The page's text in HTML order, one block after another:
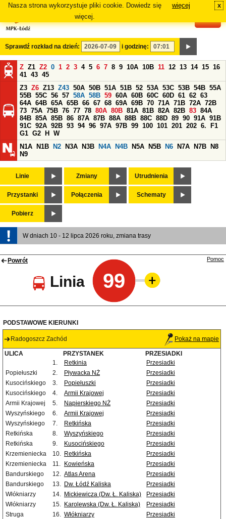
Nasza strona wykorzystuje pliki cookie. Dowiedz się
więcej.
więcej x
Sprawdź rozkład na dzień: i godzinę:
Z Z1 Z2 0 1 2 3 4 5 6 7 8 9 10A 10B 11 12 13 14 15 16
41 43 45
Z3 Z6 Z13 Z43 50A 50B 51A 51B 52 53A 53C 53B 54B 55A
55B 55C 56 57 58A 58B 59 60A 60B 60C 60D 61 62 63
64A 64B 65A 65B 66 67 68 69A 69B 70 71A 71B 72A 72B
73 75A 75B 76 77 78 80A 80B 81A 81B 82A 82B 83 84A
84B 85A 85B 86 87A 87B 88A 88B 88C 88D 89 90 91A 91B
91C 92A 92B 93 94 96 97A 97B 99 100 101 201 202 6.
F1
G1 G2 H
W
N1A
N1B N2 N3A N3B N4A N4B N5A N5B N6 N7A N7B
N8
N9
Linie Zmiany Utrudnienia
Przystanki Połączenia Schematy
Pobierz
W dniach 10 - 12 lipca 2026 roku, zmiana trasy
Powrót
Linia 99
Pomoc
PODSTAWOWE KIERUNKI
Radogoszcz Zachód Pokaż na mapie
ULICA PRZYSTANEK
PRZESIADKI
1.
Retkinia
Przesiadki
Popiełuszki
2. Pływacka NŻ
Przesiadki
Kusocińskiego
3. Popiełuszki
Przesiadki
Kusocińskiego
4. Armii Krajowej
Przesiadki
Armii Krajowej
5. Napierskiego NŻ
Przesiadki
Wyszyńskiego
6. Armii Krajowej
Przesiadki
Wyszyńskiego
7. Retkińska
Przesiadki
Retkińska
8. Wyszyńskiego
Przesiadki
Retkińska
9. Kusocińskiego
Przesiadki
Krzemieniecka
10. Retkińska
Przesiadki
Krzemieniecka
11. Kowieńska
Przesiadki
Bandurskiego
12. Atlas Arena
Przesiadki
Bandurskiego
13. Dw. Łódź Kaliska
Przesiadki
Włókniarzy
14. Mickiewicza (Dw. Ł. Kaliska)
Przesiadki
Włókniarzy
15. Karolewska (Dw. Ł. Kaliska)
Przesiadki
Struga
16. Włókniarzy
Przesiadki